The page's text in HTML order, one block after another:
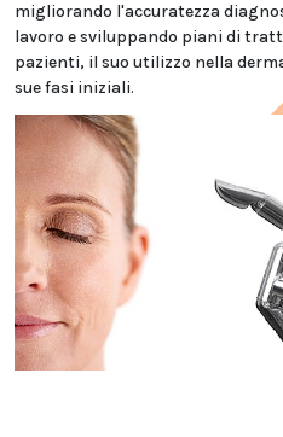
migliorando l'accuratezza
lavoro e sviluppando piani di
pazienti, il suo utilizzo nella
sue fasi iniziali.